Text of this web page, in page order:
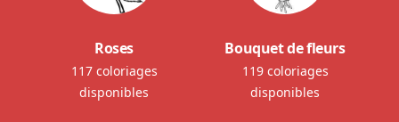
Roses
117 coloriages
disponibles
Bouquet de fleurs
119 coloriages
disponibles